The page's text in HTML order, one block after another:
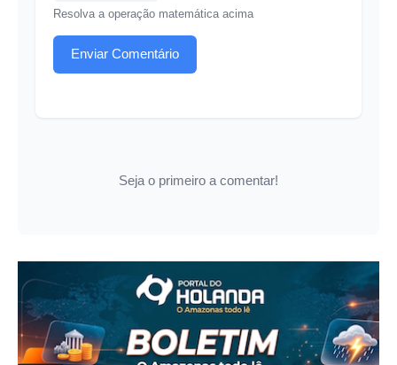
Resolva a operação matemática acima
Enviar Comentário
Seja o primeiro a comentar!